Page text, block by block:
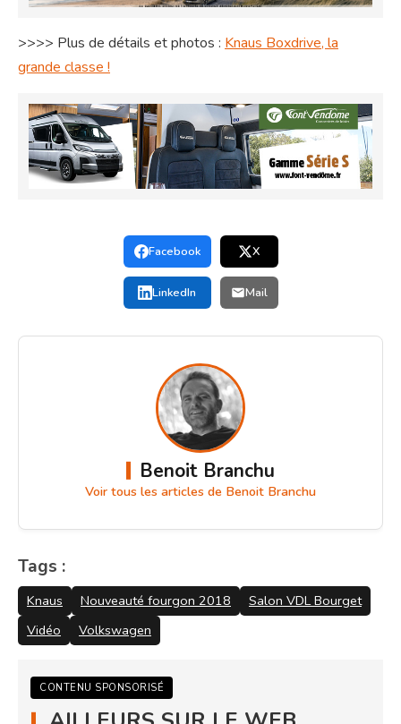
>>>> Plus de détails et photos : Knaus Boxdrive, la
grande classe !
Facebook X
LinkedIn Mail
Benoit Branchu
Voir tous les articles de Benoit Branchu
Tags :
Knaus Nouveauté fourgon 2018
Salon VDL Bourget
Vidéo
Volkswagen
CONTENU SPONSORISÉ